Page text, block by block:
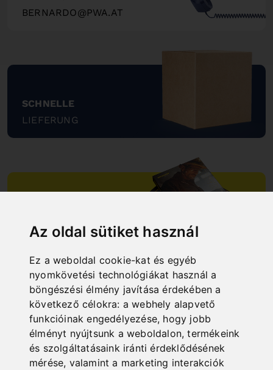
Az oldal sütiket használ
Ez a weboldal cookie-kat és egyéb
nyomkövetési technológiákat használ a
böngészési élmény javítása érdekében a
következő célokra: a webhely alapvető
funkcióinak engedélyezése, hogy jobb
élményt nyújtsunk a weboldalon,termékeink
és szolgáltatásaink iránti érdeklődésének
mérése, valamint a marketing interakciók
BERNARDO@PWA.AT
SCHNELLE
LIEFERUNG
"
KATALOGE
NEW PRODUCTS